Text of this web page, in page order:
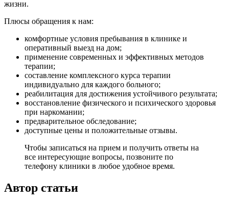
жизни.
Плюсы обращения к нам:
комфортные условия пребывания в клинике и
оперативный выезд на дом;
применение современных и эффективных методов
терапии;
составление комплексного курса терапии
индивидуально для каждого больного;
реабилитация для достижения устойчивого результата;
восстановление физического и психического здоровья
при наркомании;
предварительное обследование;
доступные цены и положительные отзывы.
Чтобы записаться на прием и получить ответы на
все интересующие вопросы, позвоните по
телефону клиники в любое удобное время.
Автор статьи